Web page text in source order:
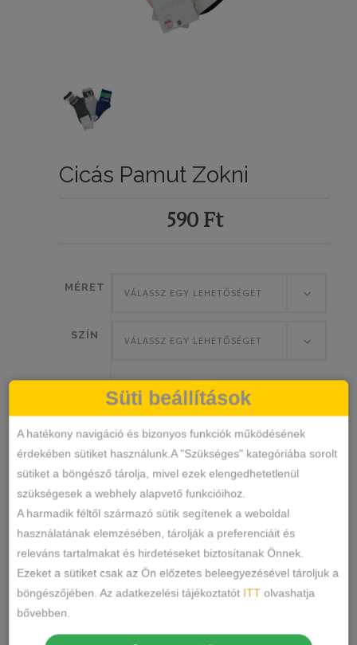
Cicás Pamut Zokni
590 Ft
MÉRET VÁLASSZ EGY LEHETŐSÉGET
SZÍN VÁLASSZ EGY LEHETŐSÉGET
Pamut
mennyiség
KOSÁRBA TESZEM
SKU NZP285
KATEGÓRIÁK Kiegészítők,Zokni
CÍMKÉK
MEGOSZTÁS
LEÍRÁS
TOVÁBBI INFORMÁCIÓK
Süti beállítások
A hatékony navigáció és bizonyos funkciók működésének
érdekében sütiket használunk.A "Szükséges" kategóriába sorolt
sütiket a böngésző tárolja, mivel ezek elengedhetetlenül
szükségesek a webhely alapvető funkcióihoz.
A harmadik féltől származó sütik segítenek a weboldal
használatának elemzésében, tárolják a preferenciáit és
releváns tartalmakat és hirdetéseket biztosítanak Önnek.
Ezeket a sütiket csak az Ön előzetes beleegyezésével tároljuk a
böngészőjében. Az adatkezelési tájékoztatót ITT olvashatja
bővebben.